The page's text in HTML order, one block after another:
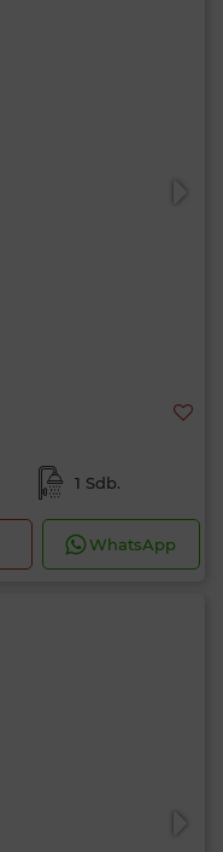
1 Sdb.
WhatsApp